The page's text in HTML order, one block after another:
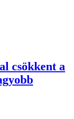
csökkent a